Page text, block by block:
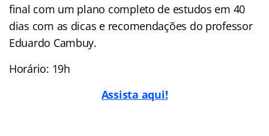
final com um plano completo de estudos em 40
dias com as dicas e recomendações do professor
Eduardo Cambuy.
Horário: 19h
Assista aqui!